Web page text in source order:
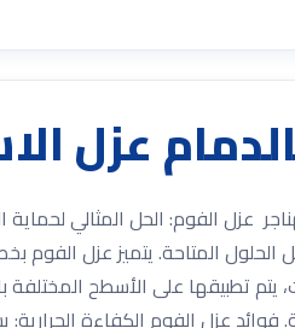
عزل
عزل الفوم: الحل المثالي
المتاحة. يتميز عزل الفوم
تطبيقها على الأسطح المختلفة
فوائد عزل الفوم الكفاءة